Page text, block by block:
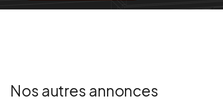
Nos autres annonces